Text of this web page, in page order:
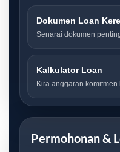
Dokumen Loan
Senarai dokumen
Kalkulator Loan
Kira anggaran komitmen
Permohonan &